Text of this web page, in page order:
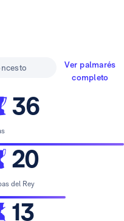
Ver palmarés
completo
36
20
del Rey
13